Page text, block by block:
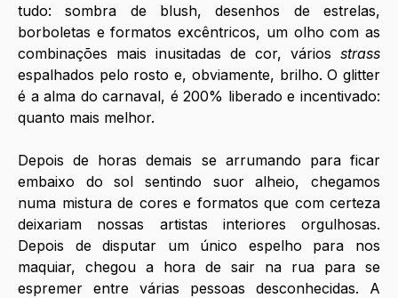
tudo: sombra de blush, desenhos de estrelas,
borboletas e formatos excêntricos, um olho com as
combinações mais inusitadas de cor, vários
espalhados pelo rosto e, obviamente, brilho. O glitter
é a alma do carnaval, é 200% liberado e incentivado:
quanto mais melhor.
Depois de horas demais se arrumando para ficar
embaixo do sol sentindo suor alheio, chegamos
numa mistura de cores e formatos que com certeza
deixariam nossas artistas interiores orgulhosas.
Depois de disputar um único espelho para nos
maquiar, chegou a hora de sair na rua para se
espremer entre várias pessoas desconhecidas. A